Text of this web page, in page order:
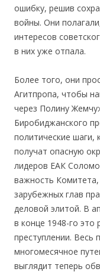
ошибку, решив
войны. Они
интересов
в них уже отпала.
Более того, они
Агитпропа, чтобы
через Полину
Биробиджанского
политические шаги,
получат опасную
лидеров ЕАК
важность
зарубежных глав
деловой элитой. В
в конце 1948-го это
преступлении.
многомесячное
выглядит теперь